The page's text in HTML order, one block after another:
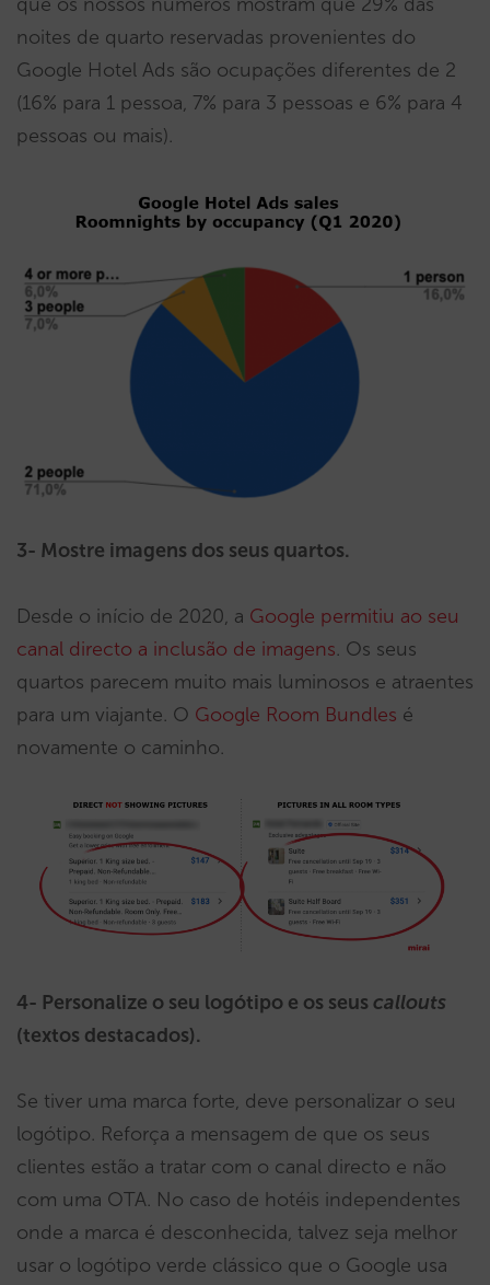
noites de quarto reservadas provenientes do
Google Hotel Ads são ocupações diferentes de 2
(16% para 1 pessoa, 7% para 3 pessoas e 6% para 4
pessoas ou mais).
3- Mostre imagens dos seus quartos.
Desde o início de 2020, a Google permitiu ao seu
canal directo a inclusão de imagens. Os seus
quartos parecem muito mais luminosos e atraentes
para um viajante. O Google Room Bundles é
novamente o caminho.
4- Personalize o seu logótipo e os seus callouts
(textos destacados).
Se tiver uma marca forte, deve personalizar o seu
logótipo. Reforça a mensagem de que os seus
clientes estão a tratar com o canal directo e não
com uma OTA. No caso de hotéis independentes
onde a marca é desconhecida, talvez seja melhor
usar o logótipo verde clássico que o Google usa